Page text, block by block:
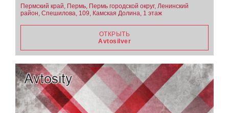
Пермский край, Пермь, Пермь городской округ, Ленинский
район, Спешилова, 109, Камская Долина, 1 этаж
ОТКРЫТЬ
Avtosilver